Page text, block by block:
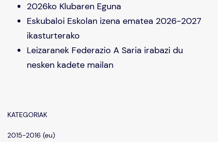
2026ko Klubaren Eguna
Eskubaloi Eskolan izena ematea 2026-2027
ikasturterako
Leizaranek Federazio A Saria irabazi du
nesken kadete mailan
KATEGORIAK
2015-2016 (eu)